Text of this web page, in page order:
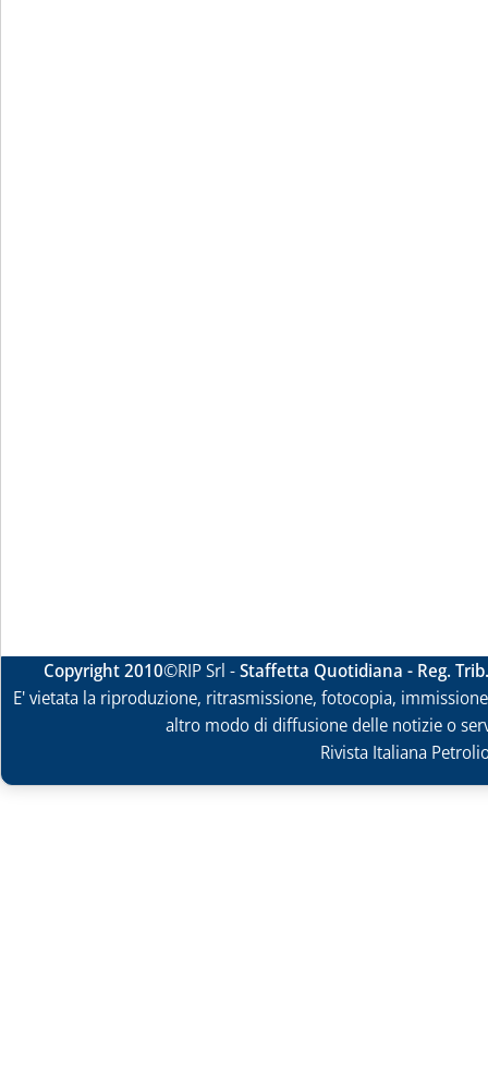
Copyright 2010©RIP Srl -Staffetta Quotidiana - Reg.
E' vietata la riproduzione, ritrasmissione, fotocopia,
altro modo di diffusione delle notizie o
Rivista Italiana